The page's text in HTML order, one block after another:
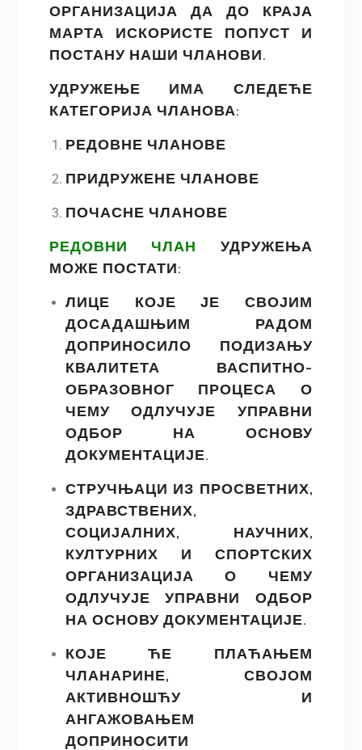
ОРГАНИЗАЦИЈА ДА ДО КРАЈА
МАРТА ИСКОРИСТЕ ПОПУСТ И
ПОСТАНУ НАШИ ЧЛАНОВИ.
УДРУЖЕЊЕ ИМА СЛЕДЕЋЕ
КАТЕГОРИЈА ЧЛАНОВА:
РЕДОВНЕ ЧЛАНОВЕ
ПРИДРУЖЕНЕ ЧЛАНОВЕ
ПОЧАСНЕ ЧЛАНОВЕ
РЕДОВНИ ЧЛАН
УДРУЖЕЊА
МОЖЕ ПОСТАТИ:
ЛИЦЕ КОЈЕ ЈЕ СВОЈИМ
ДОСАДАШЊИМ РАДОМ
ДОПРИНОСИЛО ПОДИЗАЊУ
КВАЛИТЕТА ВАСПИТНО-
ОБРАЗОВНОГ ПРОЦЕСА О
ЧЕМУ ОДЛУЧУЈЕ УПРАВНИ
ОДБОР НА ОСНОВУ
ДОКУМЕНТАЦИЈЕ.
СТРУЧЊАЦИ ИЗ ПРОСВЕТНИХ,
ЗДРАВСТВЕНИХ,
СОЦИЈАЛНИХ, НАУЧНИХ,
КУЛТУРНИХ И СПОРТСКИХ
ОРГАНИЗАЦИЈА О ЧЕМУ
ОДЛУЧУЈЕ УПРАВНИ ОДБОР
НА ОСНОВУ ДОКУМЕНТАЦИЈЕ.
КОЈЕ ЋЕ ПЛАЋАЊЕМ
ЧЛАНАРИНЕ, СВОЈОМ
АКТИВНОШЋУ И
АНГАЖОВАЊЕМ
ДОПРИНОСИТИ